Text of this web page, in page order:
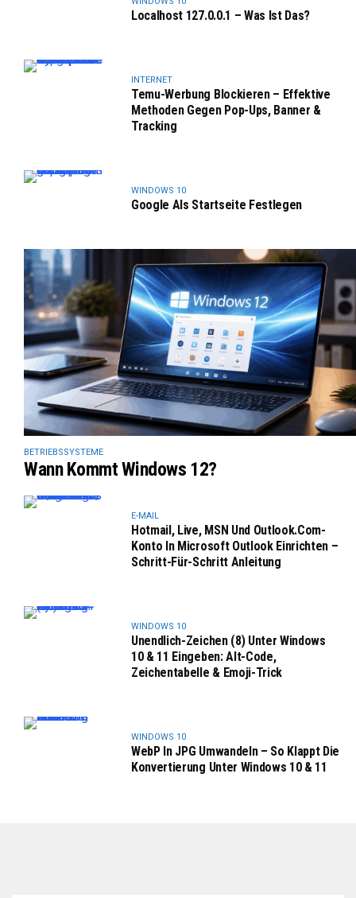
Localhost 127.0.0.1 – Was Ist Das?
INTERNET
Temu-Werbung Blockieren – Effektive
Methoden Gegen Pop-Ups, Banner &
Tracking
WINDOWS 10
Google Als Startseite Festlegen
BETRIEBSSYSTEME
Wann Kommt Windows 12?
E-MAIL
Hotmail, Live, MSN Und Outlook.com-
Konto In Microsoft Outlook Einrichten –
Schritt-Für-Schritt Anleitung
WINDOWS 10
Unendlich-Zeichen (8) Unter Windows
10 & 11 Eingeben: Alt-Code,
Zeichentabelle & Emoji-Trick
WINDOWS 10
WebP In JPG Umwandeln – So Klappt Die
Konvertierung Unter Windows 10 & 11